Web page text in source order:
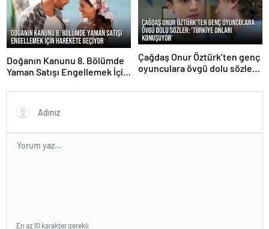
Doğanın Kanunu 8. Bölümde
Yaman Satışı Engellemek İçin
Çağdaş Onur Öztürk’ten genç
oyunculara övgü dolu sözler:
En az 10 karakter gerekli